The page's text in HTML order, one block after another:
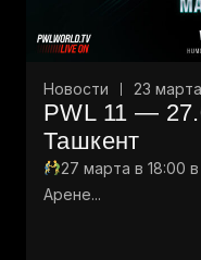
Новости 23
PWL 11 —
Ташкент
27 марта в 18:00
Арене...